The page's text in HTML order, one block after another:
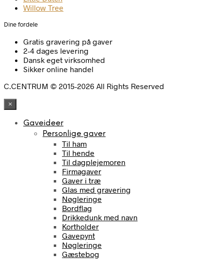
Willow Tree
Dine fordele
Gratis gravering på gaver
2-4 dages levering
Dansk eget virksomhed
Sikker online handel
C.CENTRUM © 2015-2026 All Rights Reserved
×
Gaveideer
Personlige gaver
Til ham
Til hende
Til dagplejemoren
Firmagaver
Gaver i træ
Glas med gravering
Nøgleringe
Bordflag
Drikkedunk med navn
Kortholder
Gavepynt
Nøgleringe
Gæstebog